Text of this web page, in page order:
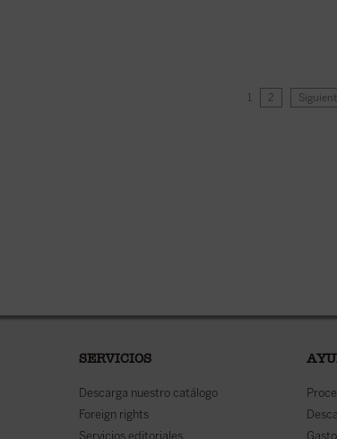
1 2
SERVICIOS
Descarga nuestro catálogo
Foreign rights
Servicios editoriales